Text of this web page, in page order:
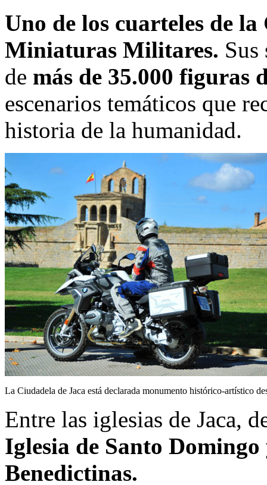
Uno de los cuarteles de
Miniaturas Militares. Sus
de más de 35.000 figuras
escenarios temáticos que
historia de la humanidad.
La Ciudadela de Jaca está declarada monumento histórico-artístico
Entre las iglesias de Jaca,
Iglesia de Santo
Benedictinas.